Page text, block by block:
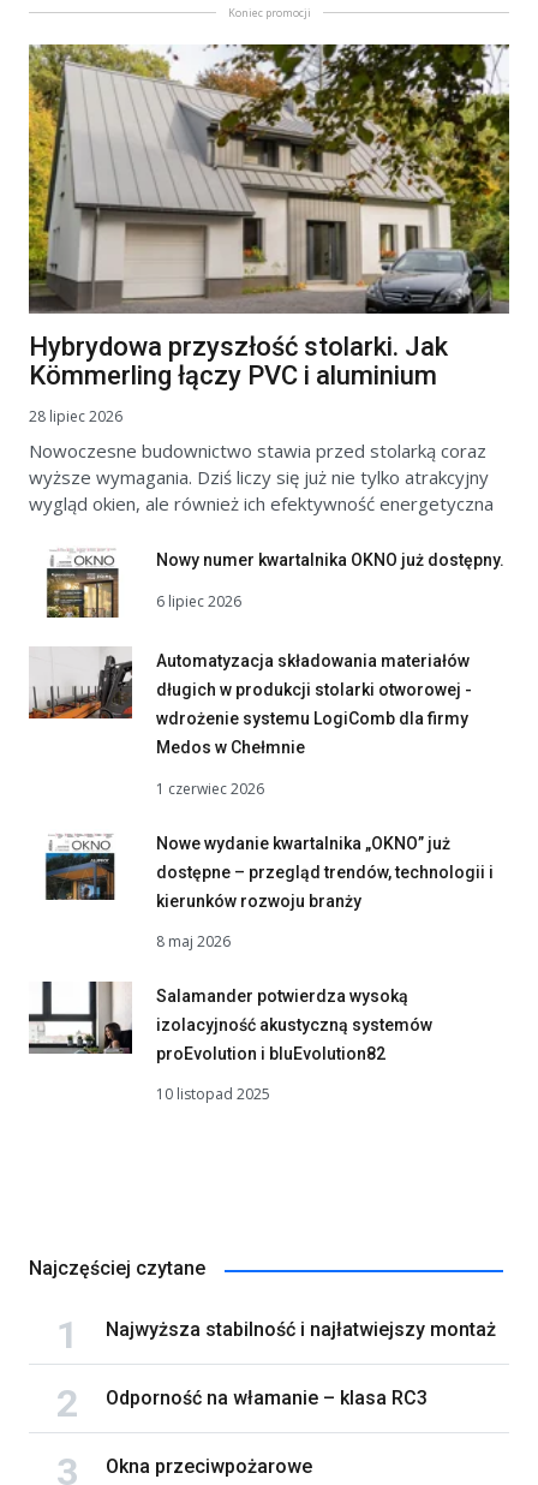
Koniec promocji
Hybrydowa przyszłość stolarki. Jak
Kömmerling łączy PVC i aluminium
28 lipiec 2026
Nowoczesne budownictwo stawia przed stolarką coraz
wyższe wymagania. Dziś liczy się już nie tylko atrakcyjny
wygląd okien, ale również ich efektywność energetyczna
Nowy numer kwartalnika OKNO już dostępny.
6 lipiec 2026
Automatyzacja składowania materiałów
długich w produkcji stolarki otworowej -
wdrożenie systemu LogiComb dla firmy
Medos w Chełmnie
1 czerwiec 2026
Nowe wydanie kwartalnika „OKNO” już
dostępne – przegląd trendów, technologii i
kierunków rozwoju branży
8 maj 2026
Salamander potwierdza wysoką
izolacyjność akustyczną systemów
proEvolution i bluEvolution82
10 listopad 2025
Najczęściej czytane
Najwyższa stabilność i najłatwiejszy montaż
Odporność na włamanie – klasa RC3
Okna przeciwpożarowe